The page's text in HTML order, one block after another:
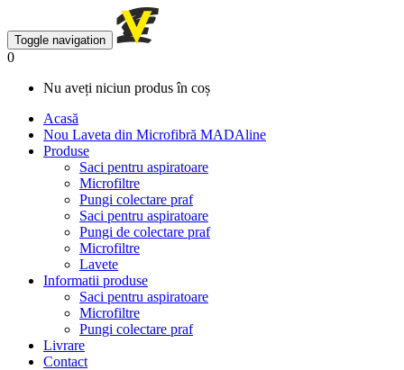
Toggle navigation
0
Nu aveți niciun produs în coș
Acasă
Nou Laveta din Microfibră MADAline
Produse
Saci pentru aspiratoare
Microfiltre
Pungi colectare praf
Saci pentru aspiratoare
Pungi de colectare praf
Microfiltre
Lavete
Informatii produse
Saci pentru aspiratoare
Microfiltre
Pungi colectare praf
Livrare
Contact